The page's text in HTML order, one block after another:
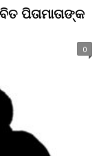
ପିତାମାତାଙ୍କ
0